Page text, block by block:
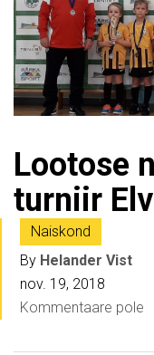
Lootose
turniir
Naiskond
By Helander Vist
nov. 19, 2018
Kommentaare pole